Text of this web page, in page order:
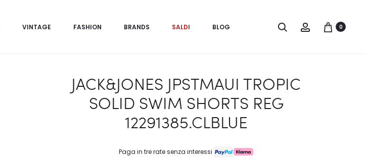
VINTAGE FASHION BRANDS SALDI BLOG Search Account0
JACK&JONES JPSTMAUI TROPIC
SOLID SWIM SHORTS REG
12291385.CLBLUE
Paga in tre rate senza interessi